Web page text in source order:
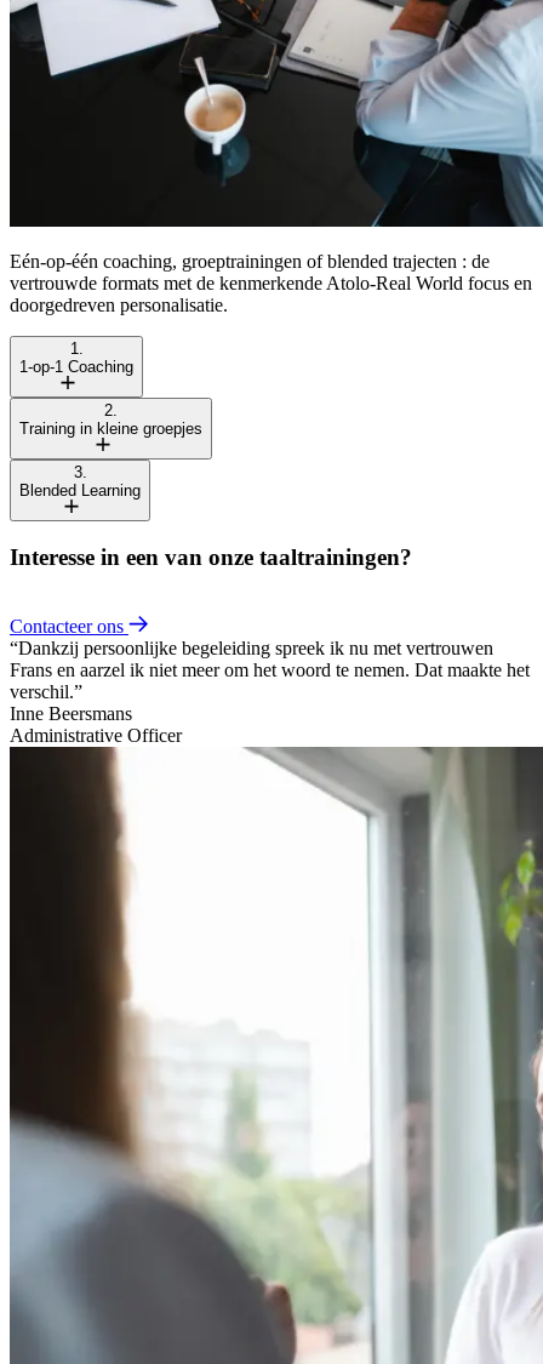
Eén-op-één coaching, groeptrainingen of blended trajecten : de
vertrouwde formats met de kenmerkende Atolo-Real World focus en
doorgedreven personalisatie.
1.
1-op-1 Coaching
2.
Training in kleine groepjes
3.
Blended Learning
Interesse in een van onze taaltrainingen?
Contacteer ons
“Dankzij persoonlijke begeleiding spreek ik nu met vertrouwen
Frans en aarzel ik niet meer om het woord te nemen. Dat maakte het
verschil.”
Inne Beersmans
Administrative Officer